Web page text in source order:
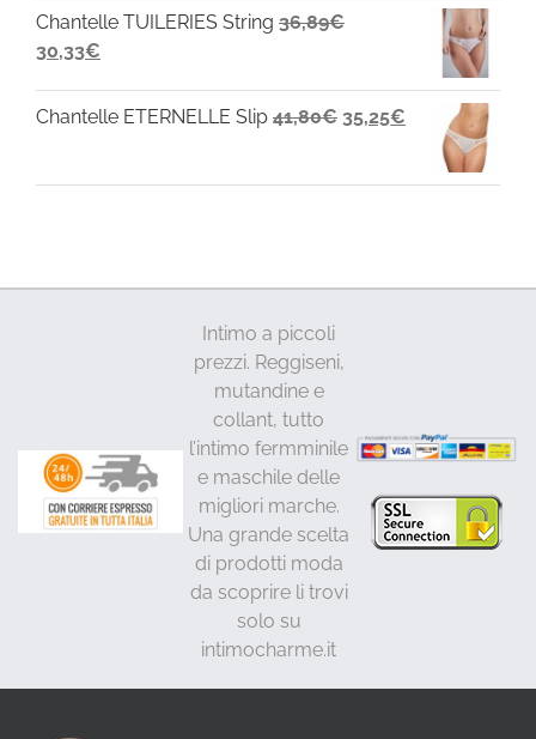
originaleattuale
Chantelle TUILERIES String 36,89€
Il
originale
30,33€
attuale
Chantelle ETERNELLE Slip 41,80€ Il
35,25€
prezzo
attuale
Intimo a piccoli
prezzi. Reggiseni,
mutandine e
collant, tutto
l’intimo fermminile
e maschile delle
migliori marche.
Una grande scelta
di prodotti moda
da scoprire li trovi
solo su
intimocharme.it